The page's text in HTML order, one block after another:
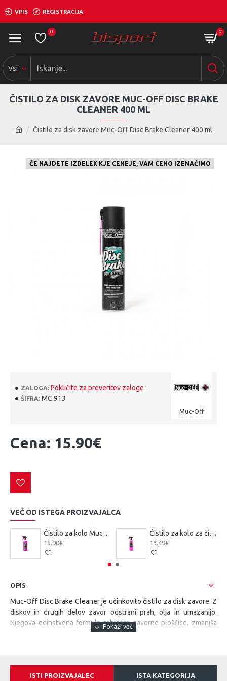
VPIS REGISTRACIJA
0 0
Vsi
Čistilo za disk zavore Muc-Off Disc Brake Cleaner 400 ml
ČISTILO ZA DISK ZAVORE MUC-OFF DISC BRAKE
CLEANER 400 ML
ČE NAJDETE IZDELEK KJE CENEJE, VAM CENO IZENAČIMO
ZALOGA: Pokličite za preveritev zaloge
ŠIFRA: MC.913
Muc-Off
Cena: 15.90€
VEČ OD ISTEGA PROIZVAJALCA
Čistilo za kolo Muc-Off Nano Tech Bike Cleaner s pršilko 1 l
15.90€
Čistilo za kolo za čiščenje brez vode Muc-Off-eBike Dry
13.49€
OPIS
Muc-Off Disc Brake Cleaner je učinkovito čistilo za disk zavore. Z
diskov in drugih delov zavor odstrani prah, olja in umazanijo.
Njegova edinstvena formula rehidrira zavorne ploščice, zmanjša
piskanje zavor, podaljša življenjsko dobo diskov in poveča zavorni
popolnoma varno za gumo, plastiko, eloksirane kovine, ogljikova
vlakna in barvane površine.
ISTI PROIZVAJALEC ISTA KATEGORIJA